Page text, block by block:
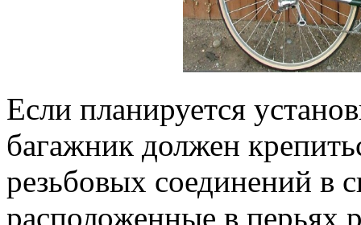
Если планируется
багажник должен
резьбовых соединений в
расположенные в перьях